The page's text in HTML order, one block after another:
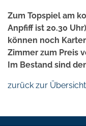
Zum Topspiel am
Anpfiff ist 20.30
können noch
Zimmer zum Preis
Im Bestand sind
zurück zur Übersicht